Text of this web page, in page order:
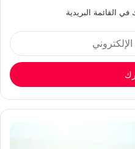
القائمة البريدية